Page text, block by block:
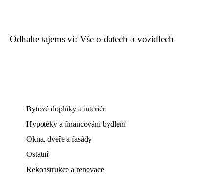
Odhalte tajemství: Vše o datech o vozidlech
Bytové doplňky a interiér
Hypotéky a financování bydlení
Okna, dveře a fasády
Ostatní
Rekonstrukce a renovace